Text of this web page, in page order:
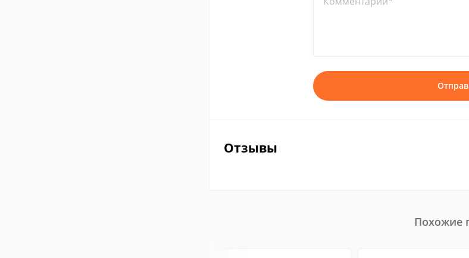
Отзывы
Похожие